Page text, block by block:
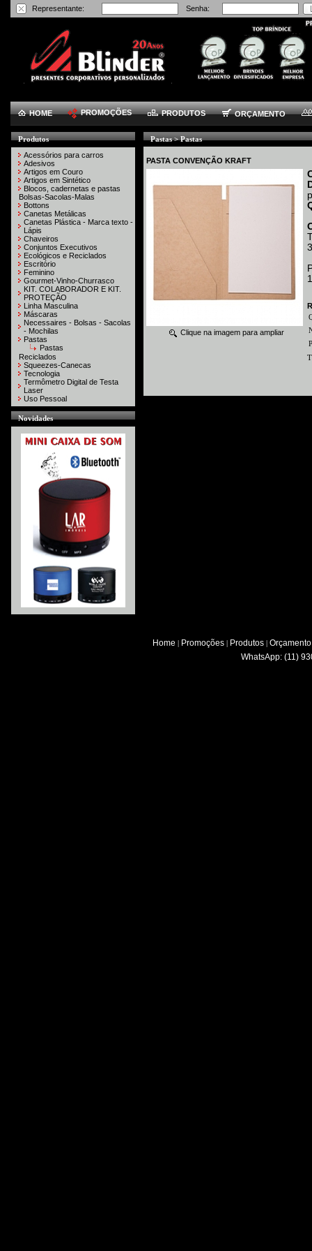
Representante: Senha:
HOME PROMOÇÕES PRODUTOS ORÇAMENTO
Produtos
Acessórios para carros
Adesivos
Artigos em Couro
Artigos em Sintético
Blocos, cadernetas e pastas
Bolsas-Sacolas-Malas
Bottons
Canetas Metálicas
Canetas Plástica - Marca texto -
Lápis
Chaveiros
Conjuntos Executivos
Ecológicos e Reciclados
Escritório
Feminino
Gourmet-Vinho-Churrasco
KIT. COLABORADOR E KIT.
PROTEÇÃO
Linha Masculina
Máscaras
Necessaires - Bolsas - Sacolas
- Mochilas
Pastas
Pastas
Reciclados
Squeezes-Canecas
Tecnologia
Termômetro Digital de Testa
Laser
Uso Pessoal
Novidades
Pastas > Pastas
PASTA CONVENÇÃO KRAFT
Clique na imagem para ampliar
Home | Promoções | Produtos | Orçamento
WhatsApp: (11)